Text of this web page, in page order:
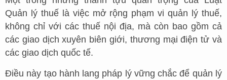
Quản lý thuế là việc mở rộng phạm vi quản lý thuế,
không chỉ với các thuế nội địa, mà còn bao gồm cả
các giao dịch xuyên biên giới, thương mại điện tử và
các giao dịch quốc tế.
Điều này tạo hành lang pháp lý vững chắc để quản lý